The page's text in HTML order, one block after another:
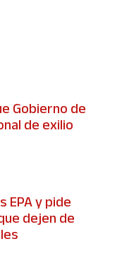
Gobierno de
de exilio
EPA y pide
dejen de